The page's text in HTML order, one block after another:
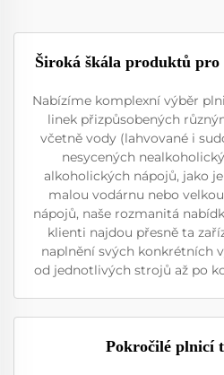
Široká škála produktů pro
Nabízíme komplexní výběr
linek přizpůsobených
včetně vody (lahvované i
nesycených
alkoholických nápojů, jako
malou vodárnu nebo
nápojů, naše rozmanitá
klienti najdou přesně ta
naplnění svých konkrétních
od jednotlivých strojů až po
Pokročilé plnicí